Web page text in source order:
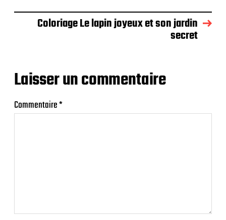
Coloriage Le lapin joyeux et son jardin
secret
Laisser un commentaire
Commentaire*